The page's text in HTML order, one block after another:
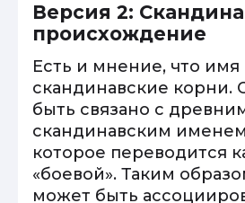
Версия 2:
происхождение
Есть и мнение, что
скандинавские корни.
быть связано с
скандинавским
которое переводится
«боевой». Таким
может быть